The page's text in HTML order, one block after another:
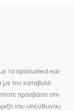
τα προσωπικά και
με την καταβολή
πρόσβαση στη
του υπεύθυνου